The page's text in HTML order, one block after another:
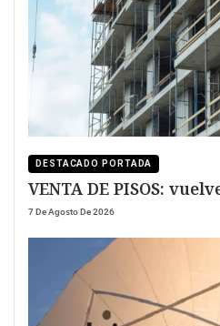
DESTACADO PORTADA
VENTA DE PISOS:
7 De Agosto De 2026